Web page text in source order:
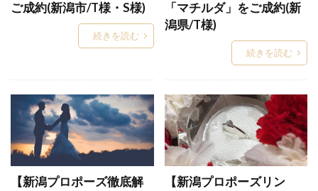
セットリング
セットリング普段使い
セミオーダー
セミオーダーメイド
セリーン
セルクル
セレナーデ
センターミル結婚指輪
ぜんのわ
ソーイ
ソーヤブル
ソウ ソラ
ダージリン
ダイアモンド
ダイヤ
ダイヤなし
ダイヤモンド
ダイヤモンド4C
ご成約(新潟市/T様・S様)
続きを読む
「マチルダ」をご成約(新
潟県/T様)
続きを読む
【新潟プロポーズ徹底解
【新潟プロポーズリン